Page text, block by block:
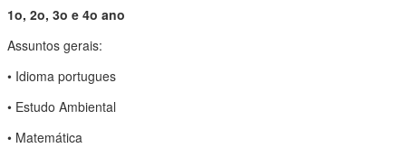
1o, 2o, 3o e 4o ano
Assuntos gerais:
• Idioma portugues
• Estudo Ambiental
• Matemática